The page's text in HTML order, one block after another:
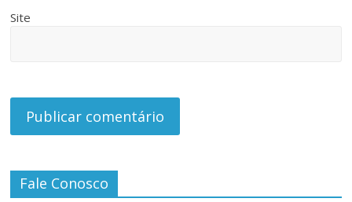
Site
Fale Conosco